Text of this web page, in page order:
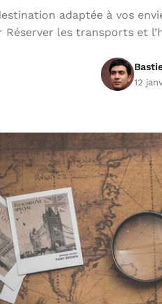
adaptée à vos
Réserver les transports et
12